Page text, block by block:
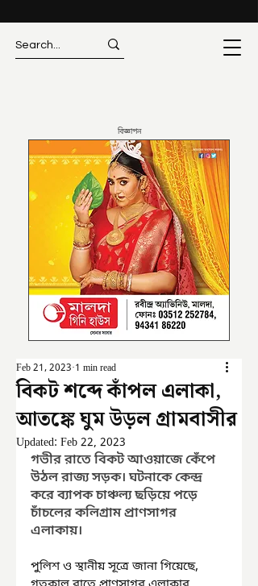
বিজ্ঞাপন
বিকট শব্দে কাঁপল এলাকা,
আতঙ্কে ঘুম উড়ল গ্রামবাসীর
Feb 21, 2023 1 min read
Updated: Feb 22, 2023
গভীর রাতে বিকট আওয়াজে কেঁপে
উঠল রাজ্য সড়ক। ঘটনাকে কেন্দ্র
করে ব্যাপক চাঞ্চল্য ছড়িয়ে পড়ে
চাঁচলের কলিগ্রাম প্রাণসাগর
এলাকায়।
পুলিশ ও স্থানীয় সূত্রে জানা গিয়েছে,